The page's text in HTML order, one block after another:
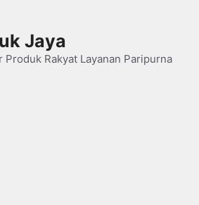
Jaya
Produk Rakyat Layanan Paripurna